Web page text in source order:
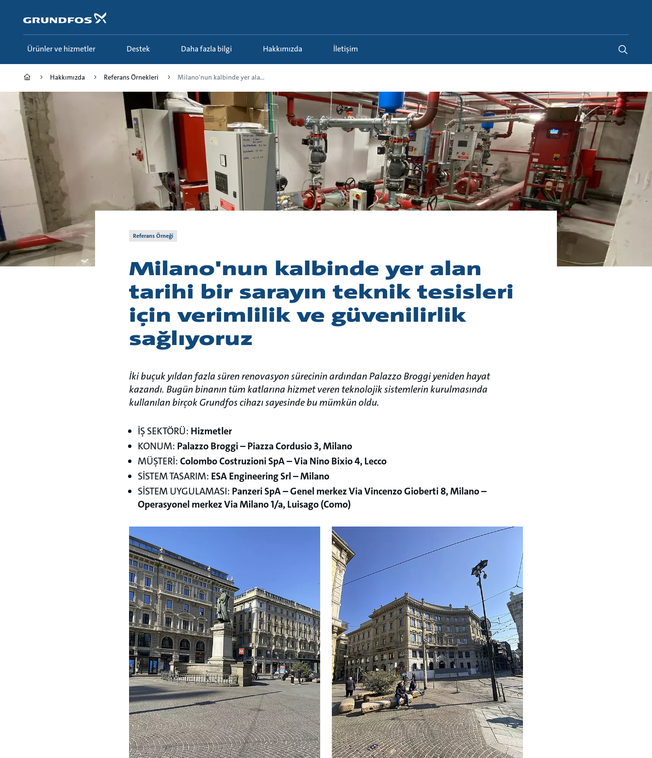
Ürünler ve hizmetler Destek Daha fazla bilgi Hakkımızda İletişim
Hakkımızda Referans Örnekleri Milano'nun kalbinde yer ala...
Referans Örneği
Milano'nun kalbinde yer alan
tarihi bir sarayın teknik tesisleri
için verimlilik ve güvenilirlik
sağlıyoruz
İki buçuk yıldan fazla süren renovasyon sürecinin ardından Palazzo Broggi yeniden hayat
kazandı. Bugün binanın tüm katlarına hizmet veren teknolojik sistemlerin kurulmasında
kullanılan birçok Grundfos cihazı sayesinde bu mümkün oldu.
İŞ SEKTÖRÜ: Hizmetler
KONUM: Palazzo Broggi – Piazza Cordusio 3, Milano
MÜŞTERİ:Colombo Costruzioni SpA – Via Nino Bixio 4, Lecco
SİSTEM TASARIM: ESA Engineering Srl – Milano
SİSTEM UYGULAMASI: Panzeri SpA – Genel merkez Via Vincenzo Gioberti 8, Milano –
Operasyonel merkez Via Milano 1/a, Luisago (Como)